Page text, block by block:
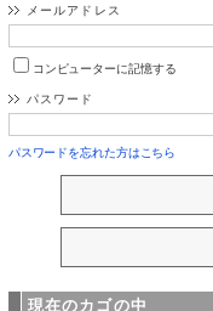
メールアドレス
コンピューターに記憶する
パスワード
パスワードを忘れた方はこちら
現在のカゴの中